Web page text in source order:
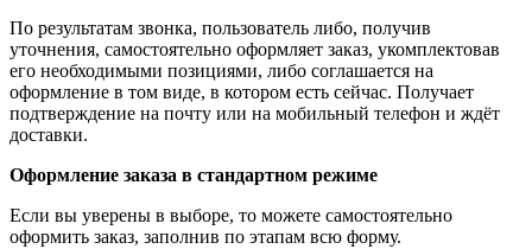
По результатам звонка, пользователь либо, получив
уточнения, самостоятельно оформляет заказ, укомплектовав
его необходимыми позициями, либо соглашается на
оформление в том виде, в котором есть сейчас. Получает
подтверждение на почту или на мобильный телефон и ждёт
доставки.
Оформление заказа в стандартном режиме
Если вы уверены в выборе, то можете самостоятельно
оформить заказ, заполнив по этапам всю форму.